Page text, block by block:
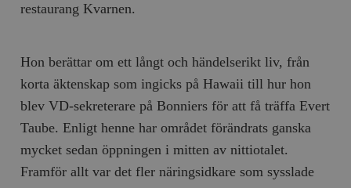
restaurang Kvarnen.
Hon berättar om ett långt och händelserikt liv, från
korta äktenskap som ingicks på Hawaii till hur hon
blev VD-sekreterare på Bonniers för att få träffa Evert
Taube. Enligt henne har området förändrats ganska
mycket sedan öppningen i mitten av nittiotalet.
Framför allt var det fler näringsidkare som sysslade